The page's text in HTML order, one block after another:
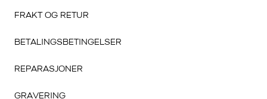
FRAKT OG RETUR
BETALINGSBETINGELSER
REPARASJONER
GRAVERING